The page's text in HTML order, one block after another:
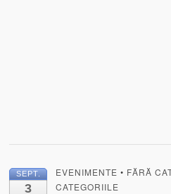
SEPT.
3
EVENIMENTE • FĂRĂ
CATEGORIILE